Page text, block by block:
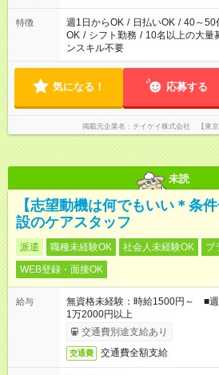
特徴 週1日からOK / 日払いOK / 40～50
OK / シフト勤務 / 10名以上の大量
ンスキル不要
気になる！ 応募する
掲載元企業名 テイケイ株式会社 【東京
未読
【志望動機は何でもいい＊条
設のケアスタッフ
派遣 職種未経験OK 社会人未経験OK
ブ
WEB登録・面接OK
給与
無資格未経験：時給1500円～ ■
1万2000円以上
交通費別途支給あり
交通費 交通費全額支給